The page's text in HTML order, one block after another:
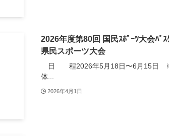
2026年度第80回 国民ｽﾎﾟｰﾂ大会ﾊﾞ
県民スポーツ大会
日 程2026年5月18日〜6月15日
体...
2026年4月1日